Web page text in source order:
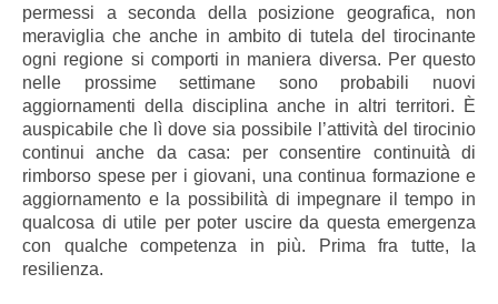
permessi a seconda della posizione geografica, non
meraviglia che anche in ambito di tutela del tirocinante
ogni regione si comporti in maniera diversa. Per questo
nelle prossime settimane sono probabili nuovi
aggiornamenti della disciplina anche in altri territori. È
auspicabile che lì dove sia possibile l’attività del tirocinio
continui anche da casa: per consentire continuità di
rimborso spese per i giovani, una continua formazione e
aggiornamento e la possibilità di impegnare il tempo in
qualcosa di utile per poter uscire da questa emergenza
con qualche competenza in più. Prima fra tutte, la
resilienza.